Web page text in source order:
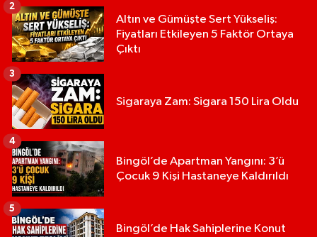
Altın ve Gümüşte Sert Yükseliş:
Fiyatları Etkileyen 5 Faktör Ortaya
Çıktı
2
Sigaraya Zam: Sigara 150 Lira Oldu
3
Bingöl’de Apartman Yangını: 3’ü
Çocuk 9 Kişi Hastaneye Kaldırıldı
4
Bingöl’de Hak Sahiplerine Konut
5